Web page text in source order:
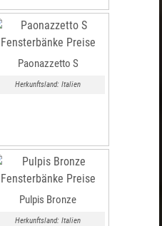
Paonazzetto S
Herkunftsland: Italien
Pulpis Bronze
Herkunftsland: Italien